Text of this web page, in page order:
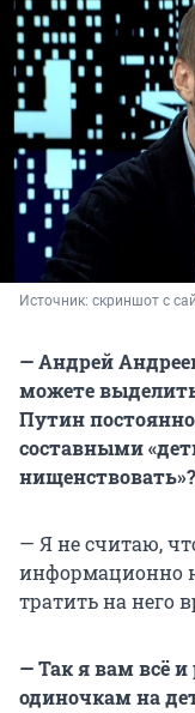
Источник: скриншот с
— Андрей
можете
Путин
составными
нищенствовать»?
— Я не считаю,
информационно
тратить на него
— Так я вам всё
одиночкам на